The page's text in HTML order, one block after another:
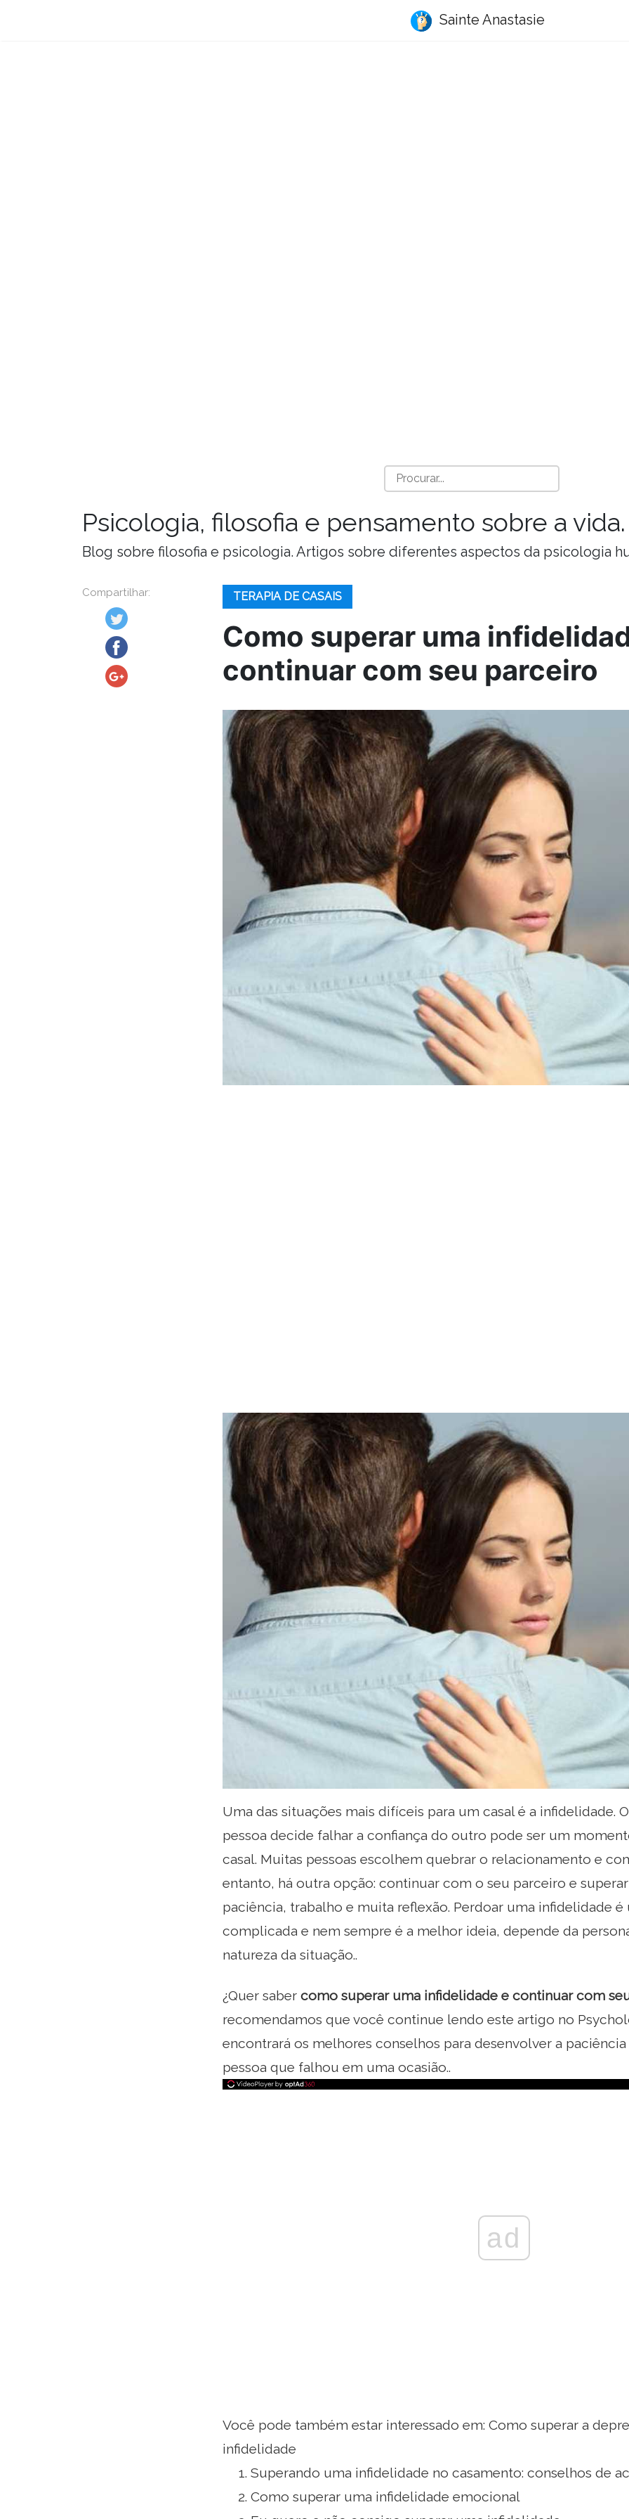
Sainte Anastasie
Psicologia, filosofia e pensamento sobre a vida.
Blog sobre filosofia e psicologia. Artigos sobre diferentes aspectos da psicologia
Compartilhar: TERAPIA DE CASAIS
Como superar uma
continuar com seu parceiro
Uma das situações mais difíceis para um casal é a infidelidade.
pessoa decide falhar a confiança do outro pode ser um
casal. Muitas pessoas escolhem quebrar o relacionamento e
entanto, há outra opção: continuar com o seu parceiro e
paciência, trabalho e muita reflexão. Perdoar uma infidelidade é
complicada e nem sempre é a melhor ideia, depende da
natureza da situação..
¿Quer saber como superar uma infidelidade e continuar com
recomendamos que você continue lendo este artigo no
encontrará os melhores conselhos para desenvolver a
pessoa que falhou em uma ocasião..
ad
Você pode também estar interessado em: Como superar a
infidelidade
Superando uma infidelidade no casamento: conselhos de
Como superar uma infidelidade emocional